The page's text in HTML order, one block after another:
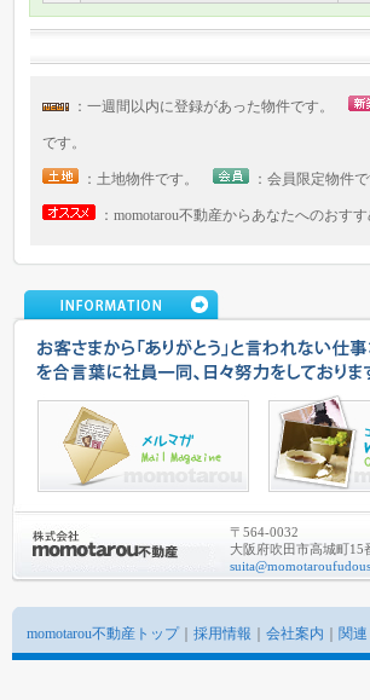
：一週間以内に登録があった物件です。
です。
：土地物件です。 ：会員限定物件
：momotarou不動産からあなたへのおす
〒564-0032
大阪府吹田市高城町15
momotarou不動産トップ｜ 採用情報 会社案内 関